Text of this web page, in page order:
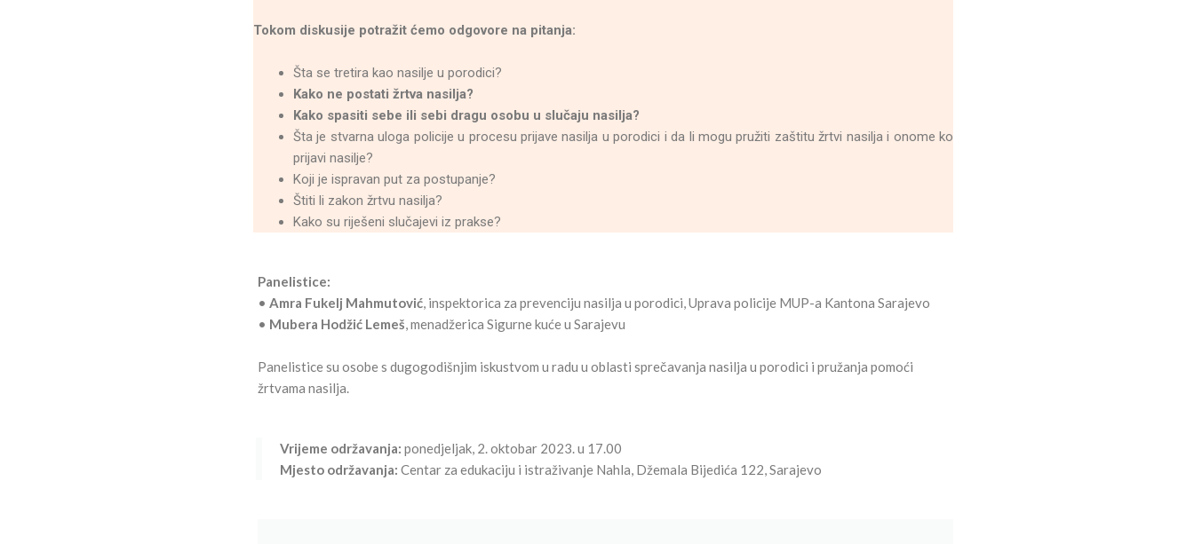
Tokom diskusije potražit ćemo odgovore na pitanja:
Šta se tretira kao nasilje u porodici?
Kako ne postati žrtva nasilja?
Kako spasiti sebe ili sebi dragu osobu u slučaju nasilja?
Šta je stvarna uloga policije u procesu prijave nasilja u porodici i da li mogu pružiti zaštitu žrtvi nasilja i onome ko
prijavi nasilje?
Koji je ispravan put za postupanje?
Štiti li zakon žrtvu nasilja?
Kako su riješeni slučajevi iz prakse?
Panelistice:
• Amra Fukelj Mahmutović, inspektorica za prevenciju nasilja u porodici, Uprava policije MUP-a Kantona Sarajevo
• Mubera Hodžić Lemeš, menadžerica Sigurne kuće u Sarajevu
Panelistice su osobe s dugogodišnjim iskustvom u radu u oblasti sprečavanja nasilja u porodici i pružanja pomoći
žrtvama nasilja.
Vrijeme održavanja: ponedjeljak, 2. oktobar 2023. u 17.00
Mjesto održavanja: Centar za edukaciju i istraživanje Nahla, Džemala Bijedića 122, Sarajevo